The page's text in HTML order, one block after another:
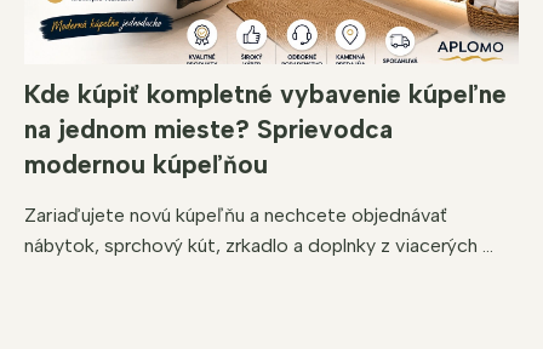
Kde kúpiť kompletné vybavenie kúpeľne
na jednom mieste? Sprievodca
modernou kúpeľňou
Zariaďujete novú kúpeľňu a nechcete objednávať
nábytok, sprchový kút, zrkadlo a doplnky z viacerých ...